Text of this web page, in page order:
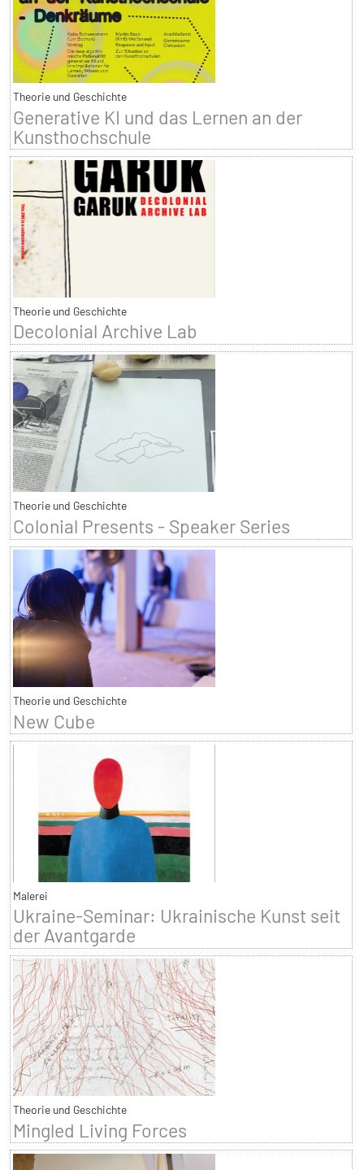
Theorie und Geschichte
Generative KI und das Lernen an der
Kunsthochschule
Theorie und Geschichte
Decolonial Archive Lab
Theorie und Geschichte
Colonial Presents - Speaker Series
Theorie und Geschichte
New Cube
Malerei
Ukraine-Seminar: Ukrainische Kunst seit
der Avantgarde
Theorie und Geschichte
Mingled Living Forces